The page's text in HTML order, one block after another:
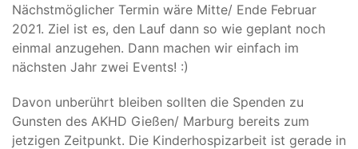
Nächstmöglicher Termin wäre Mitte/ Ende Februar
2021. Ziel ist es, den Lauf dann so wie geplant noch
einmal anzugehen. Dann machen wir einfach im
nächsten Jahr zwei Events! :)
Davon unberührt bleiben sollten die Spenden zu
Gunsten des AKHD Gießen/ Marburg bereits zum
jetzigen Zeitpunkt. Die Kinderhospizarbeit ist gerade in